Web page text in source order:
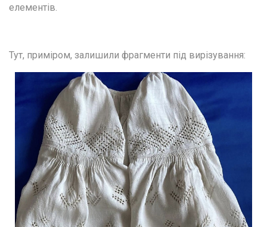
елементів.
Тут, приміром, залишили фрагменти під вирізування: